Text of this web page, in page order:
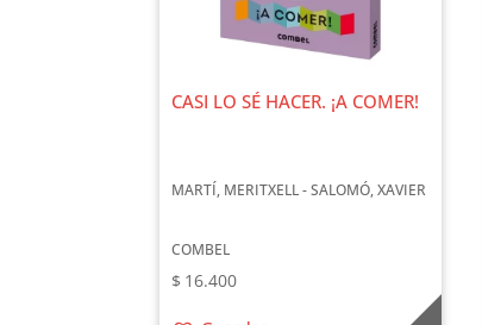
CASI LO SÉ HACER. ¡A COMER!
MARTÍ, MERITXELL - SALOMÓ, XAVIER
COMBEL
$ 16.400